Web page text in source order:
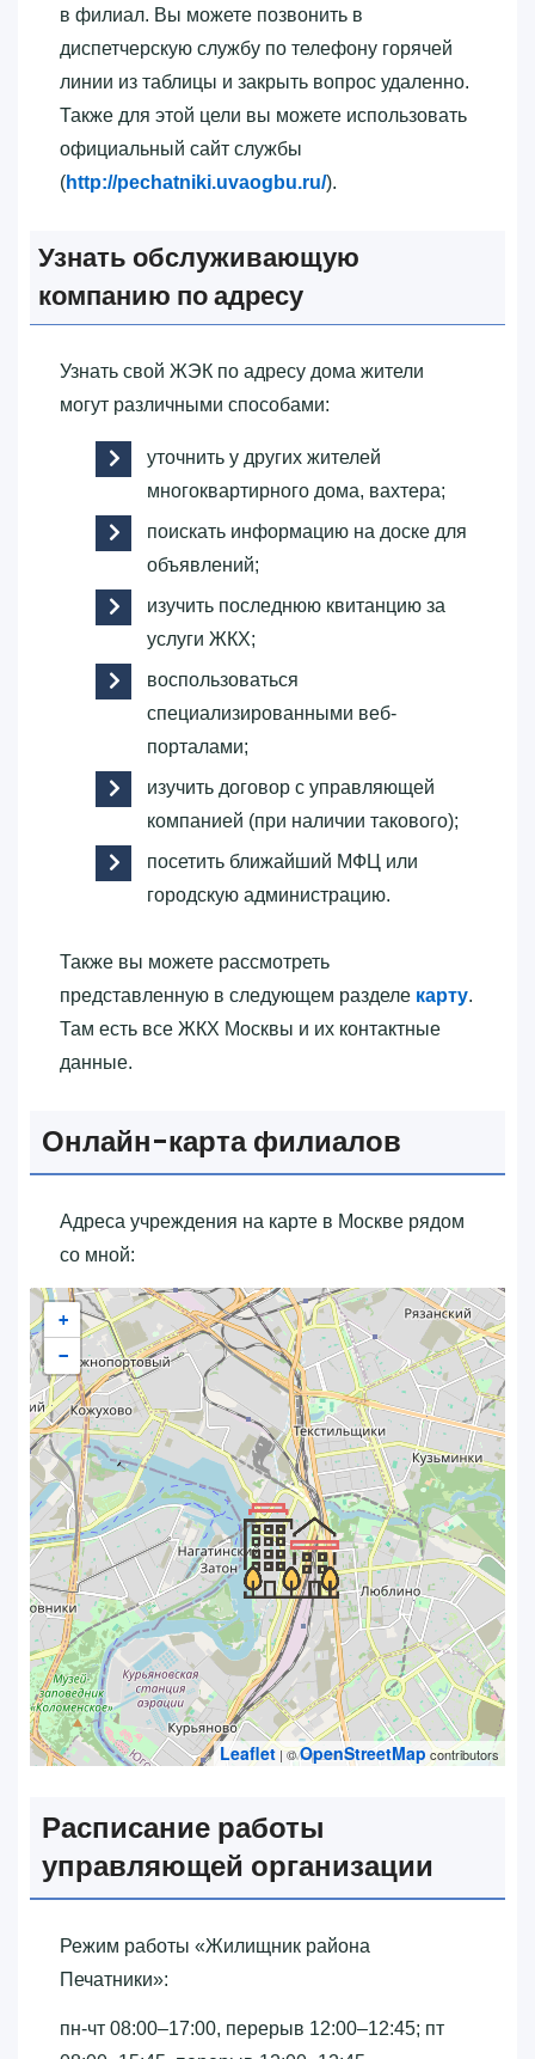
в филиал. Вы можете позвонить в
диспетчерскую службу по телефону горячей
линии из таблицы и закрыть вопрос удаленно.
Также для этой цели вы можете использовать
официальный сайт службы
(http://pechatniki.uvaogbu.ru/).
Узнать обслуживающую
компанию по адресу
Узнать свой ЖЭК по адресу дома жители
могут различными способами:
уточнить у других жителей
многоквартирного дома, вахтера;
поискать информацию на доске для
объявлений;
изучить последнюю квитанцию за
услуги ЖКХ;
воспользоваться
специализированными веб-
порталами;
изучить договор с управляющей
компанией (при наличии такового);
посетить ближайший МФЦ или
городскую администрацию.
Также вы можете рассмотреть
представленную в следующем разделе карту.
Там есть все ЖКХ Москвы и их контактные
данные.
Онлайн-карта филиалов
Адреса учреждения на карте в Москве рядом
со мной:
+
−
Leaflet| ©OpenStreetMap contributors
Расписание работы
управляющей организации
Режим работы «‎Жилищник района
Печатники»‎:
пн-чт 08:00–17:00, перерыв 12:00–12:45; пт